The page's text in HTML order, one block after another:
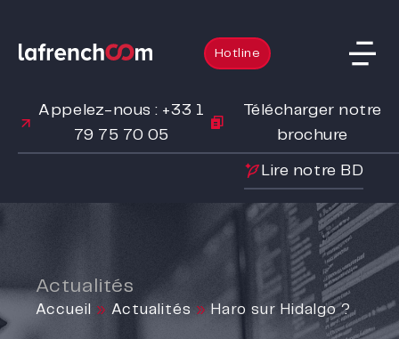
Hotline
Appelez-nous : +33 1
79 75 70 05
Télécharger notre
brochure
Lire notre BD
Actualités
Accueil » Actualités » Haro sur Hidalgo ?